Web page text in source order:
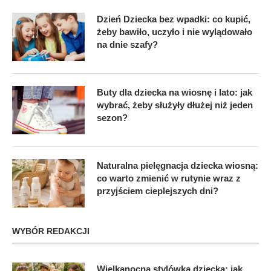
Dzień Dziecka bez wpadki: co kupić,
żeby bawiło, uczyło i nie wylądowało
na dnie szafy?
Buty dla dziecka na wiosnę i lato: jak
wybrać, żeby służyły dłużej niż jeden
sezon?
Naturalna pielęgnacja dziecka wiosną:
co warto zmienić w rutynie wraz z
przyjściem cieplejszych dni?
WYBÓR REDAKCJI